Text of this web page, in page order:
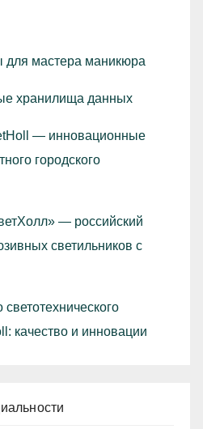
для мастера маникюра
хранилища данных
— инновационные
городского
— российский
светильников с
качество и инновации